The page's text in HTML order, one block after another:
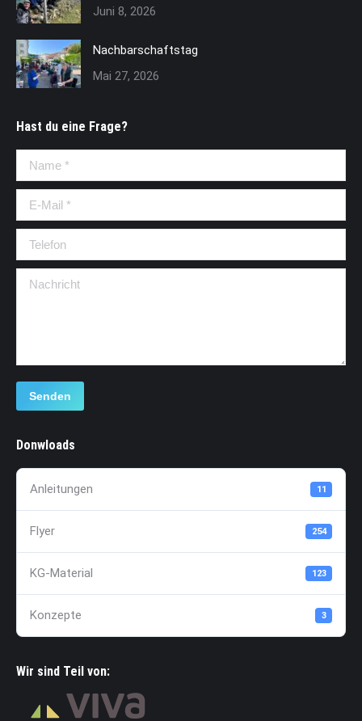
Juni 8, 2026
Nachbarschaftstag
Mai 27, 2026
Hast du eine Frage?
Name *
E-Mail *
Telefon
Nachricht
Senden
Donwloads
Anleitungen 11
Flyer 254
KG-Material 123
Konzepte 3
Wir sind Teil von: